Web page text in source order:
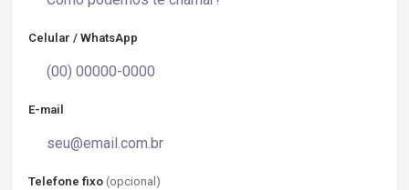
Celular / WhatsApp
E-mail
Telefone fixo (opcional)